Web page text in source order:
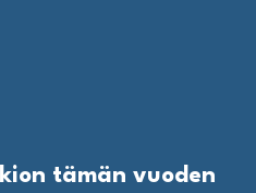
tämän vuoden